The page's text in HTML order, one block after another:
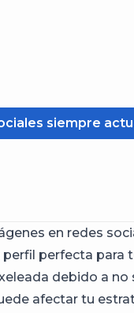
siempre
en redes
perfecta para
debido a
afectar tu